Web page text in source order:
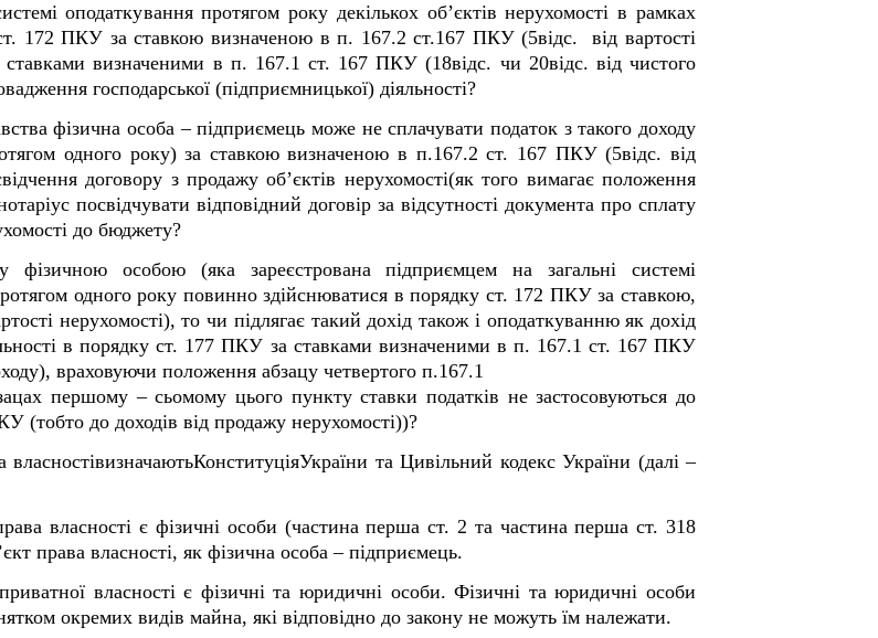
оподаткування протягом року декількох об’єктів нерухомості в рамках
ст. 172 ПКУ за ставкою визначеною в п. 167.2 ст.167 ПКУ (5відс. від вартості
визначеними в п. 167.1 ст. 167 ПКУ (18відс. чи 20відс. від чистого
господарської (підприємницької) діяльності?
фізична особа – підприємець може не сплачувати податок з такого доходу
одного року) за ставкою визначеною в п.167.2 ст. 167 ПКУ (5відс. від
договору з продажу об’єктів нерухомості(як того вимагає положення
посвідчувати відповідний договір за відсутності документа про сплату
до бюджету?
особою (яка зареєстрована підприємцем на загальні системі
одного року повинно здійснюватися в порядку ст. 172 ПКУ за ставкою,
нерухомості), то чи підлягає такий дохід також і оподаткуванню як дохід
в порядку ст. 177 ПКУ за ставками визначеними в п. 167.1 ст. 167 ПКУ
враховуючи положення абзацу четвертого п.167.1
першому – сьомому цього пункту ставки податків не застосовуються до
(тобто до доходів від продажу нерухомості))?
власностівизначаютьКонституціяУкраїни та Цивільний кодекс України (далі –
власності є фізичні особи (частина перша ст. 2 та частина перша ст. 318
права власності, як фізична особа – підприємець.
власності є фізичні та юридичні особи. Фізичні та юридичні особи
окремих видів майна, які відповідно до закону не можуть їм належати.